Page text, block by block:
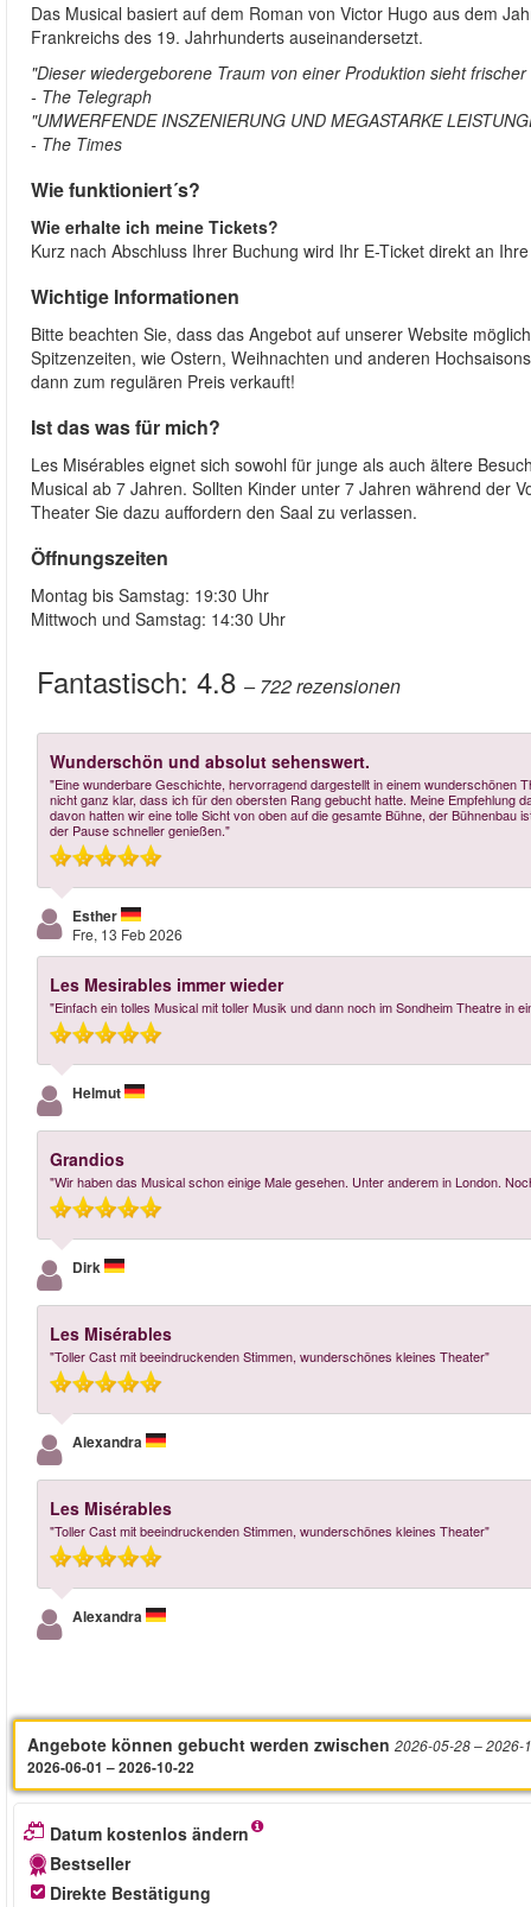
Das Musical basiert auf dem Roman von Victor Hugo aus dem
Frankreichs des 19. Jahrhunderts auseinandersetzt.
"Dieser wiedergeborene Traum von einer Produktion sieht
- The Telegraph
"UMWERFENDE INSZENIERUNG UND MEGASTARKE
- The Times
Wie funktioniert´s?
Wie erhalte ich meine Tickets?
Kurz nach Abschluss Ihrer Buchung wird Ihr E-Ticket direkt an
Wichtige Informationen
Bitte beachten Sie, dass das Angebot auf unserer Website
Spitzenzeiten, wie Ostern, Weihnachten und anderen
dann zum regulären Preis verkauft!
Ist das was für mich?
Les Misérables eignet sich sowohl für junge als auch ältere
Musical ab 7 Jahren. Sollten Kinder unter 7 Jahren während der
Theater Sie dazu auffordern den Saal zu verlassen.
Öffnungszeiten
Montag bis Samstag: 19:30 Uhr
Mittwoch und Samstag: 14:30 Uhr
Fantastisch: 4.8 – 722rezensionen
Wunderschön und absolut sehenswert.
"Eine wunderbare Geschichte, hervorragend dargestellt in einem wunderschönen
nicht ganz klar, dass ich für den obersten Rang gebucht hatte. Meine Empfehlung
davon hatten wir eine tolle Sicht von oben auf die gesamte Bühne, der
der Pause schneller genießen."
Esther
Fre, 13 Feb 2026
Les Mesirables immer wieder
"Einfach ein tolles Musical mit toller Musik und dann noch im Sondheim Theatre in
Helmut
Grandios
"Wir haben das Musical schon einige Male gesehen. Unter anderem in London.
Dirk
Les Misérables
"Toller Cast mit beeindruckenden Stimmen, wunderschönes kleines Theater"
Alexandra
Les Misérables
"Toller Cast mit beeindruckenden Stimmen, wunderschönes kleines Theater"
Alexandra
Angebote können gebucht werden zwischen 2026-05-28– 2026-
2026-06-01 – 2026-10-22
Datum kostenlos ändern
Bestseller
Direkte Bestätigung